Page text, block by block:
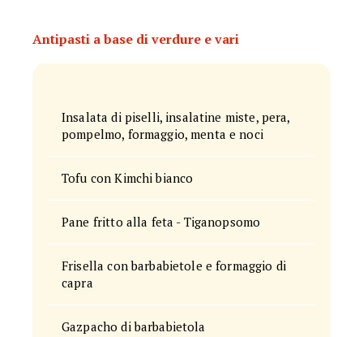
Antipasti a base di verdure e vari
Insalata di piselli, insalatine miste, pera,
pompelmo, formaggio, menta e noci
Tofu con Kimchi bianco
Pane fritto alla feta - Tiganopsomo
Frisella con barbabietole e formaggio di
capra
Gazpacho di barbabietola